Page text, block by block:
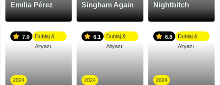
Emilia Pérez Singham Again Nightbitch
7.0
Dublaj &
Altyazı
2024
6.1
Dublaj &
Altyazı
2024
6.8
Dublaj &
Altyazı
2024